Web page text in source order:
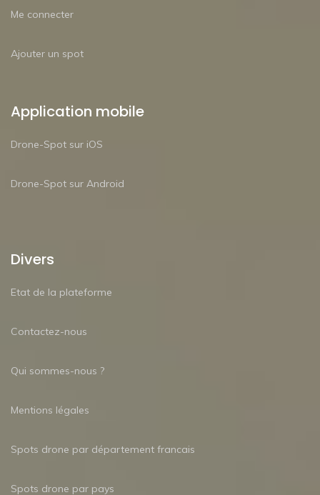
Me connecter
Ajouter un spot
Application mobile
Drone-Spot sur iOS
Drone-Spot sur Android
Divers
Etat de la plateforme
Contactez-nous
Qui sommes-nous ?
Mentions légales
Spots drone par département francais
Spots drone par pays